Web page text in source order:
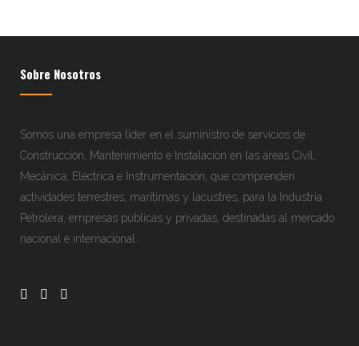
Sobre Nosotros
Somos una empresa líder en el suministro de servicios de
Construcción, Mantenimiento e Instalación en las áreas Civil,
Mecánica, Eléctrica e Instrumentación, que comprenden
actividades terrestres, marítimas y lacustres, para la Industria
Petrolera, empresas públicas y privadas, destinadas al mercado
nacional e internacional.